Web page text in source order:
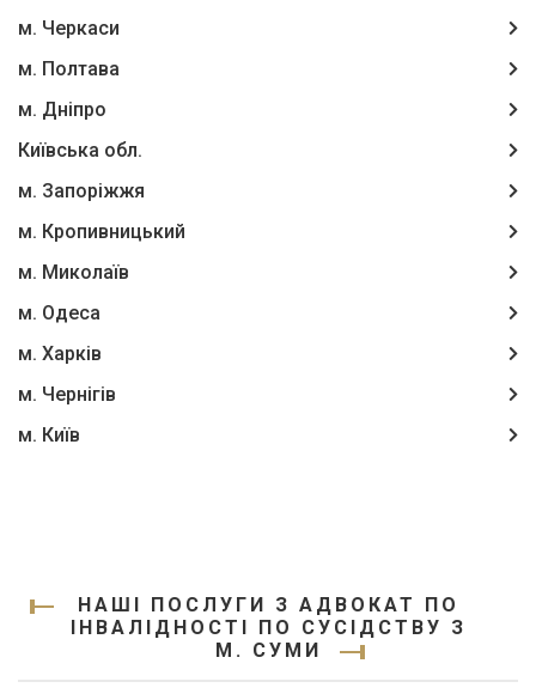
м. Черкаси
м. Полтава
м. Дніпро
Київська обл.
м. Запоріжжя
м. Кропивницький
м. Миколаїв
м. Одеса
м. Харків
м. Чернігів
м. Київ
НАШІ ПОСЛУГИ З АДВОКАТ ПО
ІНВАЛІДНОСТІ ПО СУСІДСТВУ З
М. СУМИ